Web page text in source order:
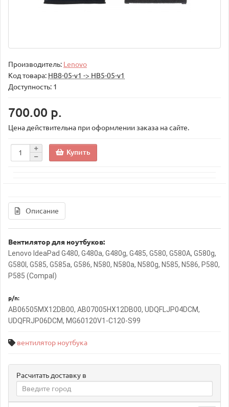
Производитель: Lenovo
Код товара: НВ8-05-v1 -> НВ5-05-v1
Доступность: 1
700.00 р.
Цена действительна при оформлении заказа на сайте.
Купить
Описание
Вентилятор для ноутбуков:
Lenovo IdeaPad G480, G480a, G480g, G485, G580, G580A, G580g,
G580l, G585, G585a, G586, N580, N580a, N580g, N585, N586, P580,
P585 (Compal)
p/n:
AB06505MX12DB00, AB07005HX12DB00, UDQFLJP04DCM,
UDQFRJP06DCM, MG60120V1-C120-S99
вентилятор ноутбука
Расчитать доставку в